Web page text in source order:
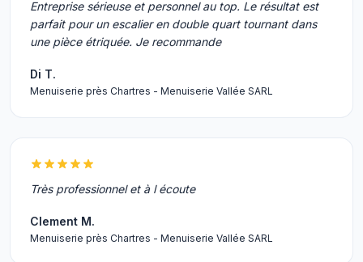
Entreprise sérieuse et personnel au top. Le résultat est
parfait pour un escalier en double quart tournant dans
une pièce étriquée. Je recommande
Di T.
Menuiserie près Chartres - Menuiserie Vallée SARL
Très professionnel et à l écoute
Clement M.
Menuiserie près Chartres - Menuiserie Vallée SARL